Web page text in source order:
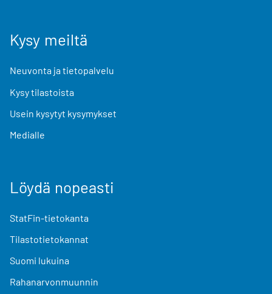
Kysy meiltä
Neuvonta ja tietopalvelu
Kysy tilastoista
Usein kysytyt kysymykset
Medialle
Löydä nopeasti
StatFin-tietokanta
Tilastotietokannat
Suomi lukuina
Rahanarvonmuunnin